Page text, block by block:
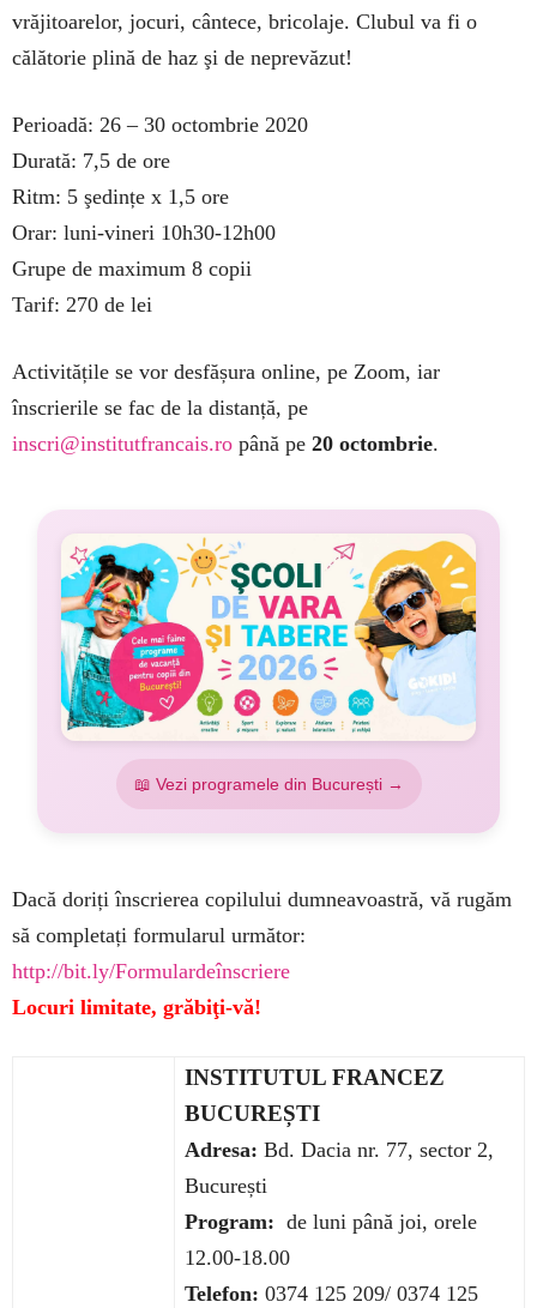
vrăjitoarelor, jocuri, cântece, bricolaje. Clubul va fi o
călătorie plină de haz şi de neprevăzut!
Perioadă: 26 – 30 octombrie 2020
Durată: 7,5 de ore
Ritm: 5 şedințe x 1,5 ore
Orar: luni-vineri 10h30-12h00
Grupe de maximum 8 copii
Tarif: 270 de lei
Activitățile se vor desfășura online, pe Zoom, iar
înscrierile se fac de la distanță, pe
inscri@institutfrancais.ro până pe 20 octombrie.
📖 Vezi programele din București →
Dacă doriți înscrierea copilului dumneavoastră, vă rugăm
să completați formularul următor:
http://bit.ly/Formulardeînscriere
Locuri limitate, grăbiţi-vă!
INSTITUTUL FRANCEZ
BUCUREȘTI
Adresa: Bd. Dacia nr. 77, sector 2,
București
Program: de luni până joi, orele
12.00-18.00
Telefon: 0374 125 209/ 0374 125